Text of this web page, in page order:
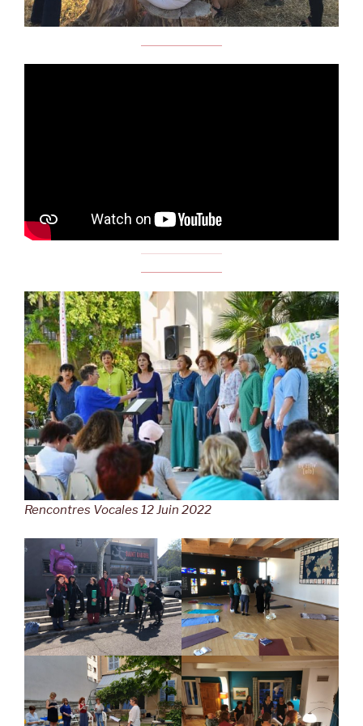
Rencontres Vocales 12 Juin 2022